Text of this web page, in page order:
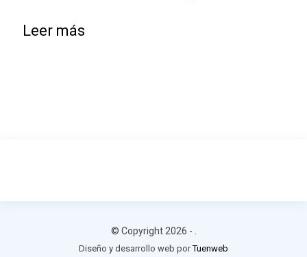
Leer más
© Copyright 2026 -
Diseño y desarrollo web porTuenweb